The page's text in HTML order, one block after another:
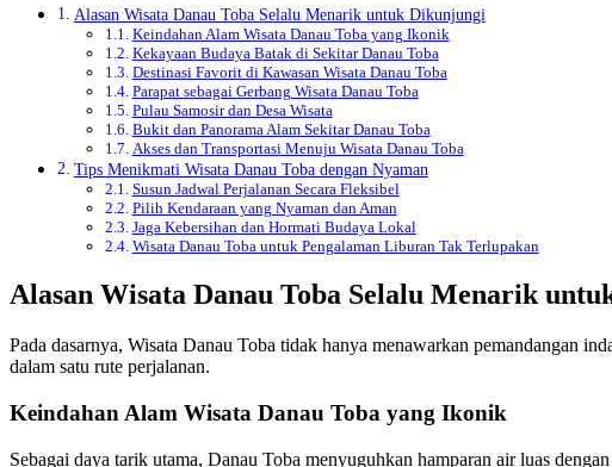
Alasan Wisata Danau Toba Selalu Menarik untuk Dikunjungi
Keindahan Alam Wisata Danau Toba yang Ikonik
Kekayaan Budaya Batak di Sekitar Danau Toba
Destinasi Favorit di Kawasan Wisata Danau Toba
Parapat sebagai Gerbang Wisata Danau Toba
Pulau Samosir dan Desa Wisata
Bukit dan Panorama Alam Sekitar Danau Toba
Akses dan Transportasi Menuju Wisata Danau Toba
Tips Menikmati Wisata Danau Toba dengan Nyaman
Susun Jadwal Perjalanan Secara Fleksibel
Pilih Kendaraan yang Nyaman dan Aman
Jaga Kebersihan dan Hormati Budaya Lokal
Wisata Danau Toba untuk Pengalaman Liburan Tak Terlupakan
Alasan Wisata Danau Toba Selalu Menarik
Pada dasarnya, Wisata Danau Toba tidak hanya menawarkan pemandangan
dalam satu rute perjalanan.
Keindahan Alam Wisata Danau Toba yang Ikonik
Sebagai daya tarik utama, Danau Toba menyuguhkan hamparan air luas